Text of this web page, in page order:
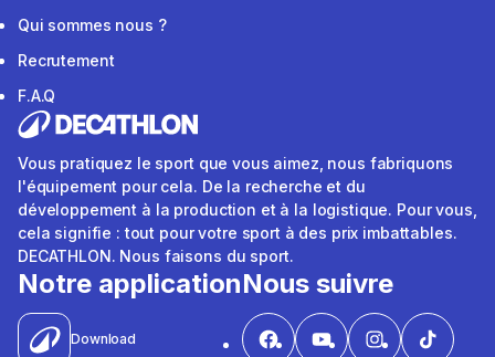
Qui sommes nous ?
Recrutement
F.A.Q
Vous pratiquez le sport que vous aimez, nous fabriquons
l'équipement pour cela. De la recherche et du
développement à la production et à la logistique. Pour vous,
cela signifie : tout pour votre sport à des prix imbattables.
DECATHLON. Nous faisons du sport.
Notre application
Download
Nous suivre